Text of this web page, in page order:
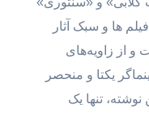
ها و سبک آثار
و از زاویه‌های
یکتا و منحصر
نوشته، تنها یک